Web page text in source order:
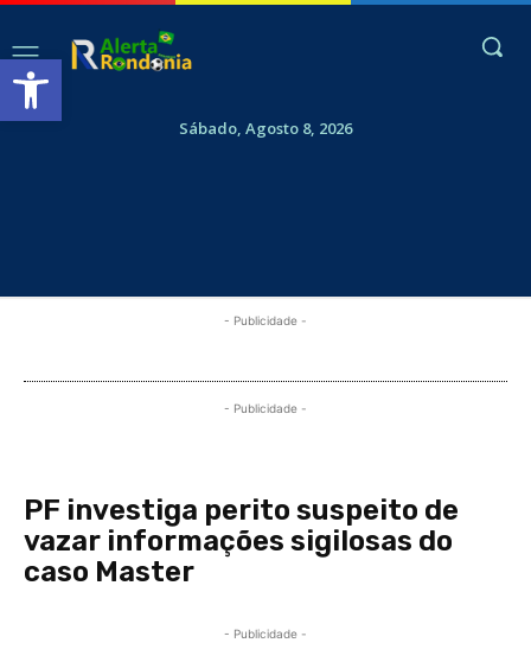
Abrir a barra de ferramentas
Sábado, Agosto 8, 2026
- Publicidade -
- Publicidade -
PF investiga perito suspeito de
vazar informações sigilosas do
caso Master
- Publicidade -